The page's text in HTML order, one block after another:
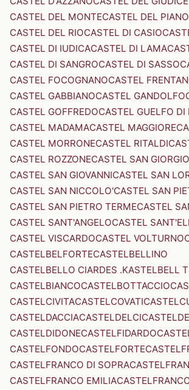
CASTEL DEL MONTECASTEL DEL PIANO
CASTEL DEL RIOCASTEL DI CASIO
CASTEL DI IUDICACASTEL DI LAMA
CASTEL DI SANGROCASTEL DI SASSO
CASTEL FOCOGNANOCASTEL
CASTEL GABBIANOCASTEL GANDOLFO
CASTEL GOFFREDOCASTEL GUELFO DI
CASTEL MADAMACASTEL MAGGIORE
CASTEL MORRONECASTEL RITALDI
CASTEL ROZZONECASTEL SAN GIORGIO
CASTEL SAN GIOVANNICASTEL SAN
CASTEL SAN NICCOLO'CASTEL SAN
CASTEL SAN PIETRO TERMECASTEL
CASTEL SANT'ANGELOCASTEL
CASTEL VISCARDOCASTEL VOLTURNO
CASTELBELFORTECASTELBELLINO
CASTELBELLO CIARDES .KASTELBELL
CASTELBIANCOCASTELBOTTACCIO
CASTELCIVITACASTELCOVATI
CASTELDACCIACASTELDELCI
CASTELDIDONECASTELFIDARDO
CASTELFONDOCASTELFORTE
CASTELFRANCO DI SOPRA
CASTELFRANCO EMILIA